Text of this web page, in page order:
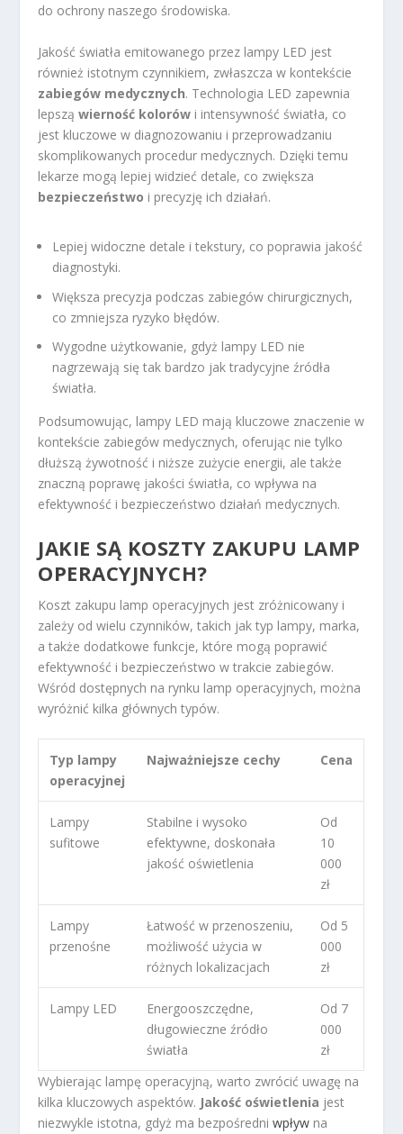
do ochrony naszego środowiska.
Jakość światła emitowanego przez lampy LED jest
również istotnym czynnikiem, zwłaszcza w kontekście
zabiegów medycznych. Technologia LED zapewnia
lepsząwierność kolorów i intensywność światła, co
jest kluczowe w diagnozowaniu i przeprowadzaniu
skomplikowanych procedur medycznych. Dzięki temu
lekarze mogą lepiej widzieć detale, co zwiększa
bezpieczeństwo i precyzję ich działań.
Lepiej widoczne detale i tekstury, co poprawia jakość
diagnostyki.
Większa precyzja podczas zabiegów chirurgicznych,
co zmniejsza ryzyko błędów.
Wygodne użytkowanie, gdyż lampy LED nie
nagrzewają się tak bardzo jak tradycyjne źródła
światła.
Podsumowując, lampy LED mają kluczowe znaczenie w
kontekście zabiegów medycznych, oferując nie tylko
dłuższą żywotność i niższe zużycie energii, ale także
znaczną poprawę jakości światła, co wpływa na
efektywność i bezpieczeństwo działań medycznych.
JAKIE SĄ KOSZTY ZAKUPU LAMP
OPERACYJNYCH?
Koszt zakupu lamp operacyjnych jest zróżnicowany i
zależy od wielu czynników, takich jak typ lampy, marka,
a także dodatkowe funkcje, które mogą poprawić
efektywność i bezpieczeństwo w trakcie zabiegów.
Wśród dostępnych na rynku lamp operacyjnych, można
wyróżnić kilka głównych typów.
Typ lampy
operacyjnej
Najważniejsze cechy Cena
Lampy
sufitowe
Stabilne i wysoko
efektywne, doskonała
jakość oświetlenia
Od
10
000
zł
Lampy
przenośne
Łatwość w przenoszeniu,
możliwość użycia w
różnych lokalizacjach
Od 5
000
zł
Lampy LED
Energooszczędne,
długowieczne źródło
światła
Od 7
000
zł
Wybierając lampę operacyjną, warto zwrócić uwagę na
kilka kluczowych aspektów. Jakość oświetlenia jest
niezwykle istotna, gdyż ma bezpośredniwpływ na